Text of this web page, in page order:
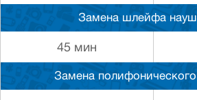
Замена шлейфа
45 мин
Замена